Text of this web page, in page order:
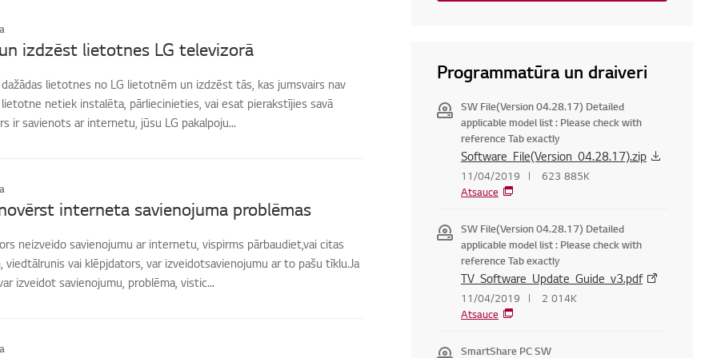
izdzēst lietotnes LG televizorā
lietotnes no LG lietotnēm un izdzēst tās, kas jumsvairs nav
lietotne netiek instalēta, pārliecinieties, vai esat pierakstījies savā
ir savienots ar internetu, jūsu LG pakalpoju...
interneta savienojuma problēmas
neizveido savienojumu ar internetu, vispirms pārbaudiet,vai citas
viedtālrunis vai klēpjdators, var izveidotsavienojumu ar to pašu tīklu.Ja
izveidot savienojumu, problēma, vistic...
Programmatūra un draiveri
SW File(Version 04.28.17) Detailed
applicable model list : Please check with
reference Tab exactly
Software_File(Version_04.28.17).zip
11/04/2019
623 885K
Atsauce
SW File(Version 04.28.17) Detailed
applicable model list : Please check with
reference Tab exactly
TV_Software_Update_Guide_v3.pdf
11/04/2019
2 014K
Atsauce
SmartShare PC SW